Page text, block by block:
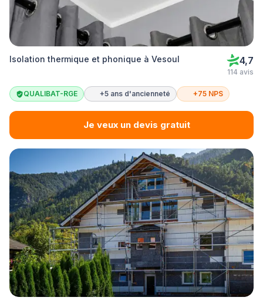
Isolation thermique et phonique à Vesoul 4,7
114 avis
QUALIBAT-RGE +5 ans d'ancienneté +75 NPS
Je veux un devis gratuit